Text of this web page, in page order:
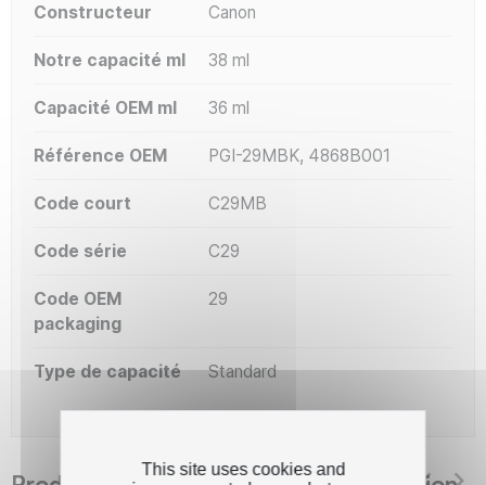
Constructeur Canon
Notre capacité ml 38 ml
Capacité OEM ml 36 ml
Référence OEM PGI-29MBK, 4868B001
Code court C29MB
Code série C29
Code OEM
packaging
29
Type de capacité Standard
This site uses cookies and